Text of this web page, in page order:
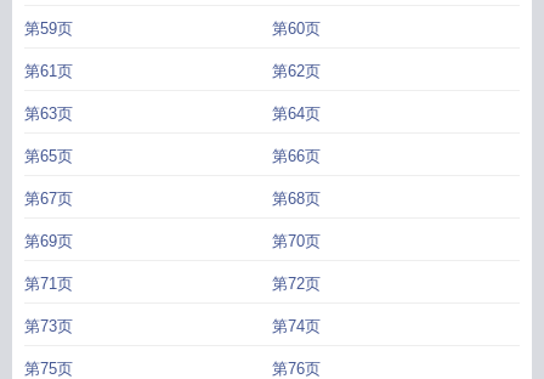
第59页 第60页
第61页 第62页
第63页 第64页
第65页 第66页
第67页 第68页
第69页 第70页
第71页 第72页
第73页 第74页
第75页 第76页